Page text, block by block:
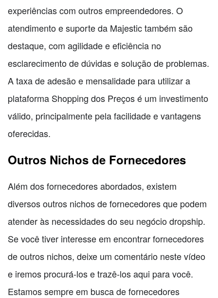
experiências com outros empreendedores. O
atendimento e suporte da Majestic também são
destaque, com agilidade e eficiência no
esclarecimento de dúvidas e solução de problemas.
A taxa de adesão e mensalidade para utilizar a
plataforma Shopping dos Preços é um investimento
válido, principalmente pela facilidade e vantagens
oferecidas.
Outros Nichos de Fornecedores
Além dos fornecedores abordados, existem
diversos outros nichos de fornecedores que podem
atender às necessidades do seu negócio dropship.
Se você tiver interesse em encontrar fornecedores
de outros nichos, deixe um comentário neste vídeo
e iremos procurá-los e trazê-los aqui para você.
Estamos sempre em busca de fornecedores